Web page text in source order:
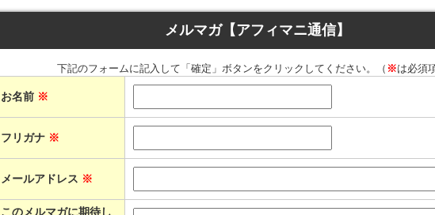
メルマガ【アフィマニ通信】
下記のフォームに記入して「確定」ボタンをクリックしてください。（ ※は必須
お名前 ※
フリガナ ※
メールアドレス ※
このメルマガに期待し